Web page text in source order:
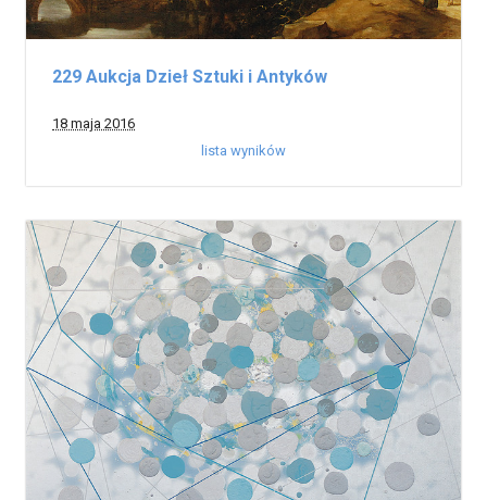
229 Aukcja Dzieł Sztuki i Antyków
18 maja 2016
lista wyników